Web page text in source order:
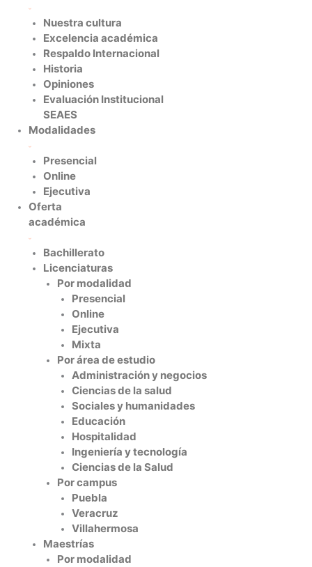
Nuestra cultura
Excelencia académica
Respaldo Internacional
Historia
Opiniones
Evaluación Institucional
SEAES
Modalidades
Presencial
Online
Ejecutiva
Oferta
académica
Bachillerato
Licenciaturas
Por modalidad
Presencial
Online
Ejecutiva
Mixta
Por área de estudio
Administración y negocios
Ciencias de la salud
Sociales y humanidades
Educación
Hospitalidad
Ingeniería y tecnología
Ciencias de la Salud
Por campus
Puebla
Veracruz
Villahermosa
Maestrías
Por modalidad